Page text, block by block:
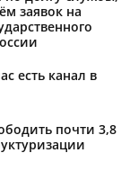
заявок на
есть канал в
почти 3,8